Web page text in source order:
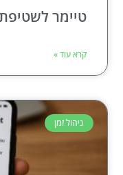
טיימר
קרא עוד »
ניהול זמן